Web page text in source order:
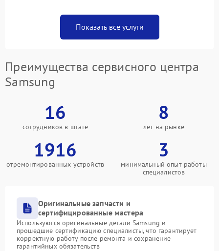
Показать все услуги
Преимущества сервисного центра
Samsung
16
сотрудников в штате
8
лет на рынке
1916
отремонтированных устройств
3
минимальный опыт работы
специалистов
Оригинальные запчасти и
сертифицированные мастера
Используются оригинальные детали Samsung и
прошедшие сертификацию специалисты, что гарантирует
корректную работу после ремонта и сохранение
гарантийных обязательств